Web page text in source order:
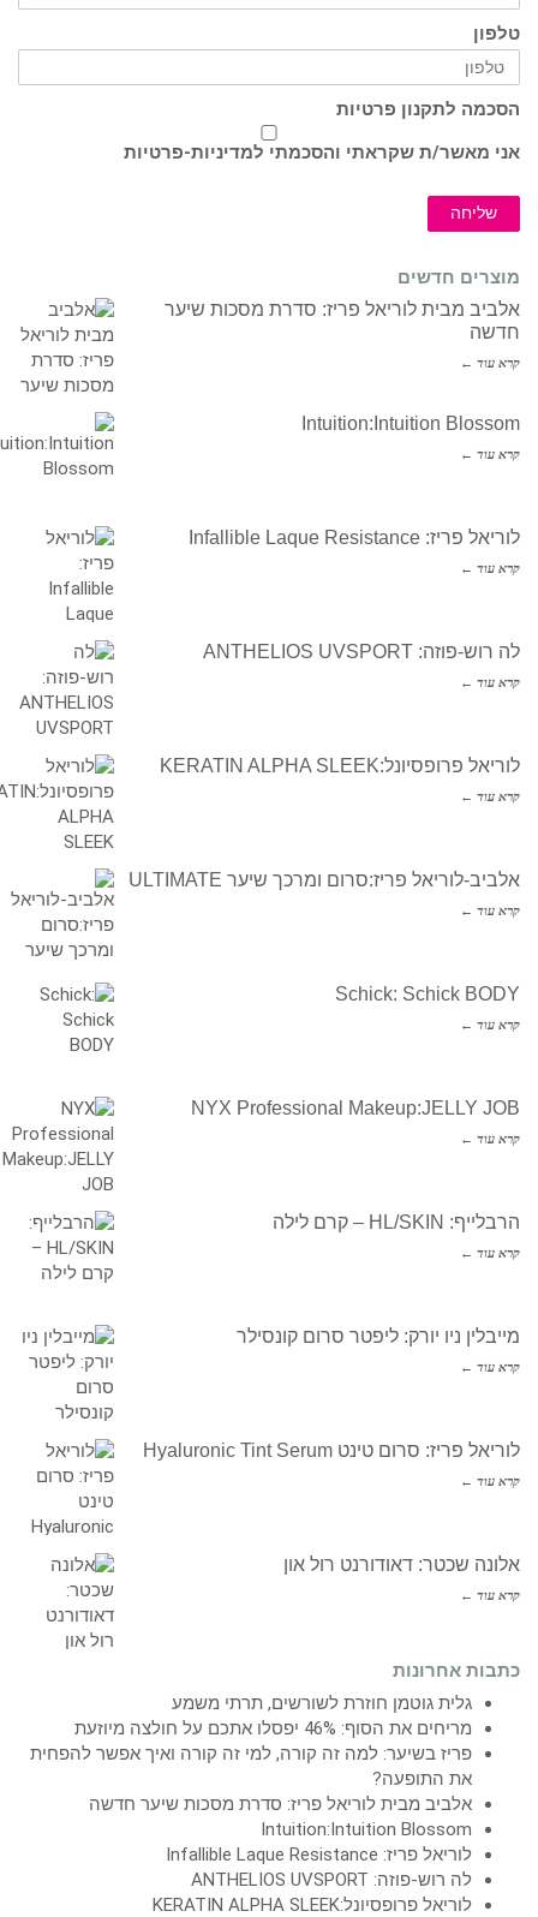
טלפון
הסכמה לתקנון פרטיות
אני מאשר/ת שקראתי והסכמתי למדיניות-פרטיות
שליחה
מוצרים חדשים
אלביב מבית לוריאל פריז: סדרת מסכות שיער
חדשה
קרא עוד ←
Intuition:Intuition Blossom
קרא עוד ←
לוריאל פריז: Infallible Laque Resistance
קרא עוד ←
לה רוש-פוזה: ANTHELIOS UVSPORT
קרא עוד ←
לוריאל פרופסיונל:KERATIN ALPHA SLEEK
קרא עוד ←
אלביב-לוריאל פריז:סרום ומרכך שיער ULTIMATE
קרא עוד ←
Schick: Schick BODY
קרא עוד ←
NYX Professional Makeup:JELLY JOB
קרא עוד ←
הרבלייף: HL/SKIN – קרם לילה
קרא עוד ←
מייבלין ניו יורק: ליפטר סרום קונסילר
קרא עוד ←
לוריאל פריז: סרום טינט Hyaluronic Tint Serum
קרא עוד ←
אלונה שכטר: דאודורנט רול און
קרא עוד ←
כתבות אחרונות
גלית גוטמן חוזרת לשורשים, תרתי משמע
מריחים את הסוף: 46% יפסלו אתכם על חולצה מיוזעת
פריז בשיער: למה זה קורה, למי זה קורה ואיך אפשר להפחית
את התופעה?
אלביב מבית לוריאל פריז: סדרת מסכות שיער חדשה
Intuition:Intuition Blossom
לוריאל פריז: Infallible Laque Resistance
לה רוש-פוזה: ANTHELIOS UVSPORT
לוריאל פרופסיונל:KERATIN ALPHA SLEEK